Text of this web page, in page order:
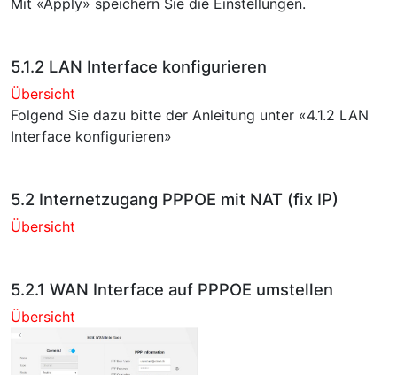
5.1.2 LAN Interface konfigurieren
Übersicht
Folgend Sie dazu bitte der Anleitung unter «4.1.2 LAN
Interface konfigurieren»
5.2 Internetzugang PPPOE mit NAT (fix IP)
Übersicht
5.2.1 WAN Interface auf PPPOE umstellen
Übersicht